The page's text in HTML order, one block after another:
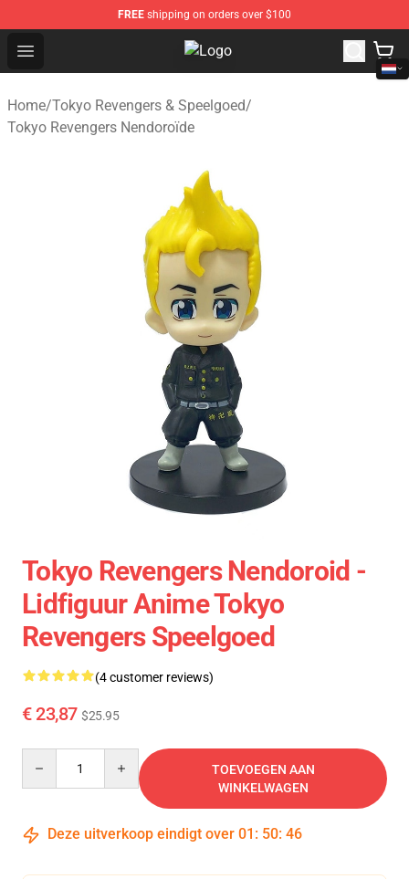
FREE shipping on orders over $100
Open menu Tokyo Revengers Store - Official
Home/Tokyo Revengers & Speelgoed/
Tokyo Revengers Nendoroïde
Tokyo Revengers Nendoroid -
Lidfiguur Anime Tokyo
Revengers Speelgoed
(4 customer reviews)
€ 23,87 $25.95
TOEVOEGEN AAN
WINKELWAGEN
Deze uitverkoop eindigt over 01 : 50: 45